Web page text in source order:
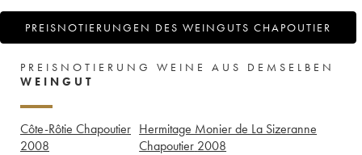
PREISNOTIERUNGEN DES WEINGUTS CHAPOUTIER
PREISNOTIERUNG WEINE AUS DEMSELBEN
WEINGUT
Côte-Rôtie Chapoutier
2008
Hermitage Monier de La Sizeranne
Chapoutier 2008